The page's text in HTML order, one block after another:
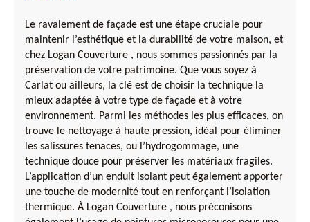
Le ravalement de façade est une étape cruciale pour
maintenir l’esthétique et la durabilité de votre maison, et
chez Logan Couverture , nous sommes passionnés par la
préservation de votre patrimoine. Que vous soyez à
Carlat ou ailleurs, la clé est de choisir la technique la
mieux adaptée à votre type de façade et à votre
environnement. Parmi les méthodes les plus efficaces, on
trouve le nettoyage à haute pression, idéal pour éliminer
les salissures tenaces, ou l’hydrogommage, une
technique douce pour préserver les matériaux fragiles.
L’application d’un enduit isolant peut également apporter
une touche de modernité tout en renforçant l’isolation
thermique. À Logan Couverture , nous préconisons